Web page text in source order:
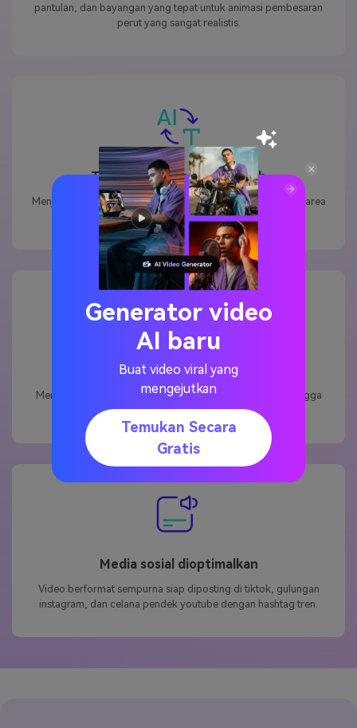
pantulan, dan bayangan yang tepat untuk animasi pembesaran
perut yang sangat realistis.
Teknologi Pelestarian Wajah
Menjaga fitur wajah tetap utuh sambil hanya membesarkan area
perut - tanpa distorsi wajah yang aneh!
Efek yang Dapat Disesuaikan
Menyesuaikan kecepatan ekspansi, ukuran akhir (halus hingga
ekstrim), dan pilih antara gaya inflasi yang berbeda.
Media sosial dioptimalkan
Video berformat sempurna siap diposting di tiktok, gulungan
instagram, dan celana pendek youtube dengan hashtag tren.
Generator video
AI baru
Buat video viral yang
mengejutkan
Temukan Secara
Gratis